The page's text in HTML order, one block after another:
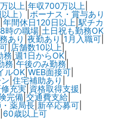
以上 年収700万以上
上）| ボーナス・賞与あり
年間休日120日以上 駅チカ
時の職場| 土日祝も勤務OK
あり 夜勤あり 1月入職可|
| 店舗数10以上|
務 週1日からOK|
務| 午後のみ勤務|
ルOK| WEB面接可|
住宅補助あり
充実| 資格取得支援
完備| 交通費支給|
薬局長| 新卒応募可|
60歳以上可